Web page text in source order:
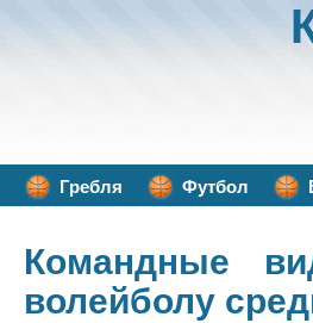
Гребля Футбол
Командные
волейболу